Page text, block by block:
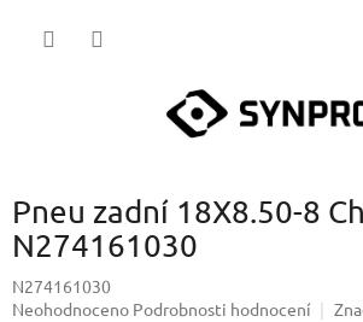
Pneu zadní 18X8.50-8
N274161030
N274161030
Průměrné
Neohodnoceno Podrobnosti hodnocení